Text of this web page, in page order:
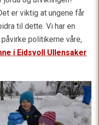
er viktig at ungene får
til dette. Vi har en
politikerne våre,
i Eidsvoll Ullensaker